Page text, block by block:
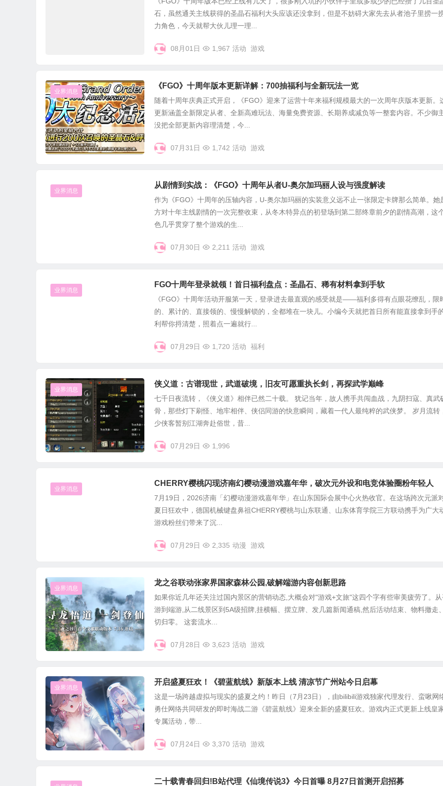
石，虽然通关主线获得的圣晶石福利大头应该还没拿到，但是不妨碍大家先去从者池子里捞一
力角色，今天就帮大伙儿理一理...
08月01日 1,967 活动 游戏
业界消息
《FGO》十周年版本更新详解：700抽福利与全新玩法一览
随着十周年庆典正式开启，《FGO》迎来了运营十年来福利规模最大的一次周年庆版本更新。
更新涵盖全新限定从者、全新高难玩法、海量免费资源、长期养成减负等一整套内容。不少御
没把全部更新内容理清楚，今...
07月31日 1,742 活动 游戏
业界消息
从剧情到实战：《FGO》十周年从者U-奥尔加玛丽人设与强度解读
作为《FGO》十周年的压轴内容，U-奥尔加玛丽的实装意义远不止一张限定卡牌那么简单。她
方对十年主线剧情的一次完整收束，从冬木特异点的初登场到第二部终章前夕的剧情高潮，这
色几乎贯穿了整个游戏的生...
07月30日 2,211 活动 游戏
业界消息
FGO十周年登录就领！首日福利盘点：圣晶石、稀有材料拿到手软
《FGO》十周年活动开服第一天，登录进去最直观的感受就是——福利多得有点眼花缭乱，限
的、累计的、直接领的、慢慢解锁的，全都堆在一块儿。小编今天就把首日所有能直接拿到手
利帮你捋清楚，照着点一遍就行...
07月29日 1,720 活动 福利
业界消息
侠义道：古谱现世，武道破境，旧友可愿重执长剑，再探武学巅峰
七千日夜流转，《侠义道》相伴已然二十载。 犹记当年，故人携手共闯血战，九阴扫寇、真武
骨，那些灯下刷怪、地牢相伴、侠侣同游的快意瞬间，藏着一代人最纯粹的武侠梦。 岁月流转
少侠客暂别江湖奔赴俗世，昔...
07月29日 1,996
业界消息
CHERRY樱桃闪现济南幻樱动漫游戏嘉年华，破次元外设和电竞体验圈粉年轻人
7月19日，2026济南「幻樱动漫游戏嘉年华」在山东国际会展中心火热收官。在这场跨次元派
夏日狂欢中，德国机械键盘鼻祖CHERRY樱桃与山东联通、山东体育学院三方联动携手为广大
游戏粉丝们带来了沉...
07月29日 2,335 动漫 游戏
业界消息
龙之谷联动张家界国家森林公园,破解端游内容创新思路
如果你近几年还关注过国内景区的营销动态,大概会对"游戏+文旅"这四个字有些审美疲劳了。
游到端游,从二线景区到5A级招牌,挂横幅、摆立牌、发几篇新闻通稿,然后活动结束、物料撤走
切归零。 这套流水...
07月28日 3,623 活动 游戏
业界消息
开启盛夏狂欢！《碧蓝航线》新版本上线 清凉节广州站今日启幕
这是一场跨越虚拟与现实的盛夏之约！昨日（7月23日），由bilibili游戏独家代理发行、蛮啾网
勇仕网络共同研发的即时海战二游《碧蓝航线》迎来全新的盛夏狂欢。游戏内正式更新上线皇
专属活动，带...
07月24日 3,370 活动 游戏
二十载青春回归!B站代理《仙境传说3》今日首曝 8月27日首测开启招募